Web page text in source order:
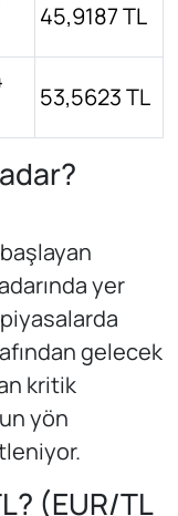
45,9187 TL
53,5623 TL
yer
gelecek
kritik
yön
(EUR/TL